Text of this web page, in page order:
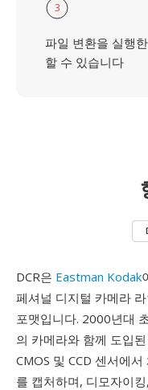
3
파일 변환을 실행
할 수 있습니다
DCR은 Eastman Kodak
페셔널 디지털 카메라
포맷입니다. 2000년대
의 카메라와 함께 도입
CMOS 및 CCD 센서에
를 캡처하며, 디모자이